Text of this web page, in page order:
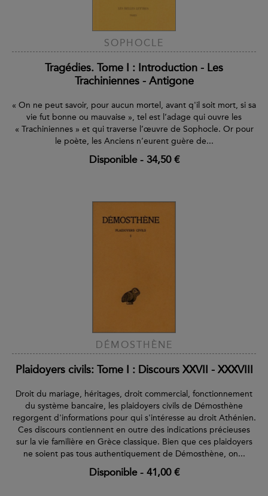
SOPHOCLE
Tragédies. Tome I : Introduction - Les
Trachiniennes - Antigone
« On ne peut savoir, pour aucun mortel, avant q'il soit mort, si sa
vie fut bonne ou mauvaise », tel est l’adage qui ouvre les
« Trachiniennes » et qui traverse l’œuvre de Sophocle. Or pour
le poète, les Anciens n’eurent guère de...
Disponible- 34,50 €
DÉMOSTHÈNE
Plaidoyers civils: Tome I : Discours XXVII - XXXVIII
Droit du mariage, héritages, droit commercial, fonctionnement
du système bancaire, les plaidoyers civils de Démosthène
regorgent d'informations pour qui s'intéresse au droit Athénien.
Ces discours contiennent en outre des indications précieuses
sur la vie familière en Grèce classique. Bien que ces plaidoyers
ne soient pas tous authentiquement de Démosthène, on...
Disponible- 41,00 €